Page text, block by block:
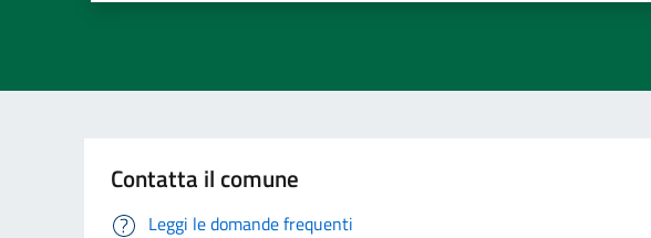
Contatta il comune
Leggi le domande frequenti